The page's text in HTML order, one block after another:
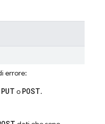
errore:
PUT o POST.